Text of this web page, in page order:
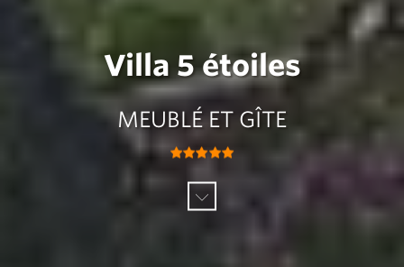
Villa 5 étoiles
MEUBLÉ ET GÎTE